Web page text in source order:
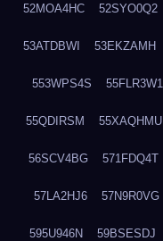
52MOA4HC 52SYO0Q2
53ATDBWI 53EKZAMH
553WPS4S 55FLR3W1
55QDIRSM 55XAQHMU
56SCV4BG 571FDQ4T
57LA2HJ6 57N9R0VG
595U946N 59BSESDJ